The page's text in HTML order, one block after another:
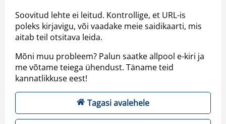
Soovitud lehte ei leitud. Kontrollige, et URL-is
poleks kirjavigu, või vaadake meie saidikaarti, mis
aitab teil otsitava leida.
Mõni muu probleem? Palun saatke allpool e-kiri ja
me võtame teiega ühendust. Täname teid
kannatlikkuse eest!
Tagasi avalehele